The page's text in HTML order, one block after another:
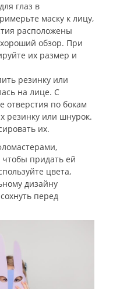
глаз в
маску к лицу,
расположены
обзор. При
их размер и
резинку или
на лице. С
отверстия по бокам
резинку или шнурок.
их.
придать ей
цвета,
дизайну
перед